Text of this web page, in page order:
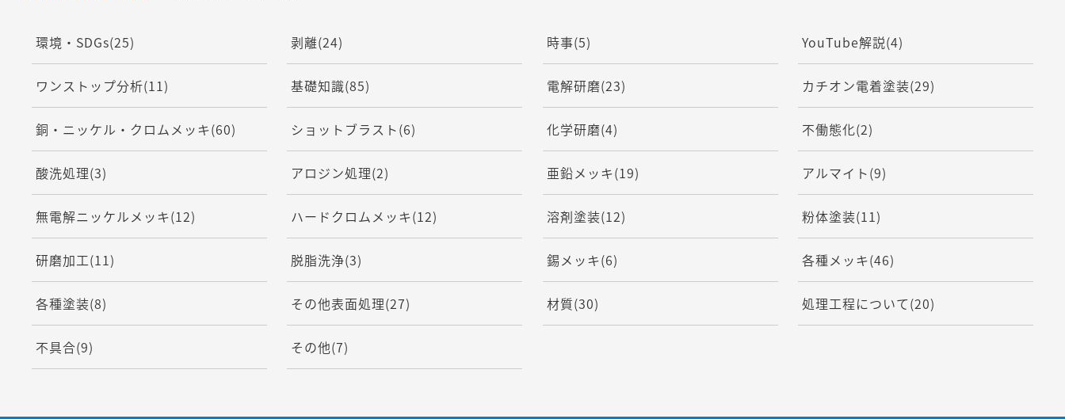
環境・SDGs(25) 剥離(24) 時事(5) YouTube解説(4)
ワンストップ分析(11) 基礎知識(85) 電解研磨(23) カチオン電着塗装(29)
銅・ニッケル・クロムメッキ(60) ショットブラスト(6) 化学研磨(4) 不働態化(2)
酸洗処理(3) アロジン処理(2) 亜鉛メッキ(19) アルマイト(9)
無電解ニッケルメッキ(12) ハードクロムメッキ(12) 溶剤塗装(12) 粉体塗装(11)
研磨加工(11) 脱脂洗浄(3) 錫メッキ(6) 各種メッキ(46)
各種塗装(8) その他表面処理(27) 材質(30) 処理工程について(20)
不具合(9) その他(7)